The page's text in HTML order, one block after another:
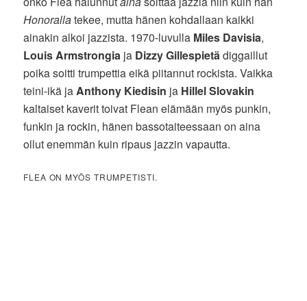
Honorallatekee, mutta hänen kohdallaan kaikki
ainakin alkoi jazzista. 1970-luvulla Miles Davisia,
Louis Armstrongia ja Dizzy Gillespietä diggaillut
poika soitti trumpettia eikä piitannut rockista. Vaikka
teini-ikä ja Anthony Kiedisin ja Hillel Slovakin
kaltaiset kaverit toivat Flean elämään myös punkin,
funkin ja rockin, hänen bassotaiteessaan on aina
ollut enemmän kuin ripaus jazzin vapautta.
FLEA ON MYÖS TRUMPETISTI.